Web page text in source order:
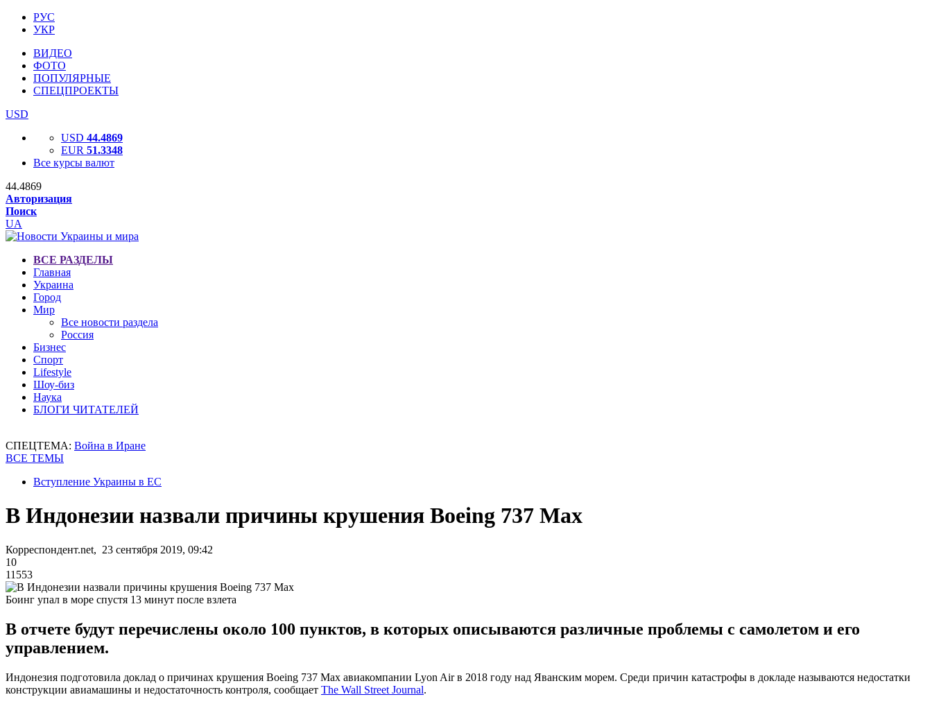
РУС
УКР
ВИДЕО
ФОТО
ПОПУЛЯРНЫЕ
СПЕЦПРОЕКТЫ
USD
USD 44.4869
EUR 51.3348
Все курсы валют
44.4869
Авторизация
Поиск
UA
ВСЕ РАЗДЕЛЫ
Главная
Украина
Город
Мир
Все новости раздела
Россия
Бизнес
Спорт
Lifestyle
Шоу-биз
Наука
БЛОГИ ЧИТАТЕЛЕЙ
СПЕЦТЕМА: Война в Иране
ВСЕ ТЕМЫ
Вступление Украины в ЕС
В Индонезии назвали причины крушения Boeing 737 Max
Корреспондент.net, 23 сентября 2019, 09:42
10
11553
Боинг упал в море спустя 13 минут после взлета
В отчете будут перечислены около 100 пунктов, в которых описываются различные проблемы с самолетом и его
управлением.
Индонезия подготовила доклад о причинах крушения Boeing 737 Max авиакомпании Lyon Air в 2018 году над Яванским морем. Среди причин катастрофы в докладе называются недостатки
конструкции авиамашины и недостаточность контроля, сообщает The Wall Street Journal.